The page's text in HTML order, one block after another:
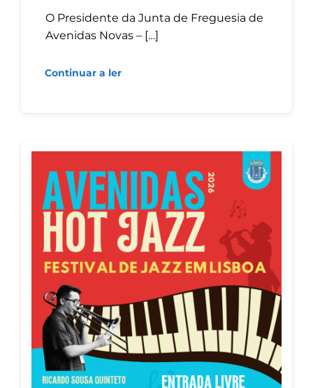
O Presidente da Junta de Freguesia de
Avenidas Novas – […]
Continuar a ler